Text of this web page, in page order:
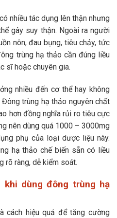
nhiều tác dụng lên thận nhưng
gây suy thận. Ngoài ra người
nôn, đau bụng, tiêu chảy, tức
trùng hạ thảo cần đúng liều
sĩ hoặc chuyên gia.
nhiều đến cơ thể hay không
trùng hạ thảo nguyên chất
hơn đồng nghĩa rủi ro tiêu cực
nên dùng quá 1000 – 3000mg
phụ của loại dược liệu này.
hạ thảo chế biến sẵn có liều
rõ ràng, dễ kiểm soát.
khi dùng đông trùng hạ
cách hiệu quả để tăng cường